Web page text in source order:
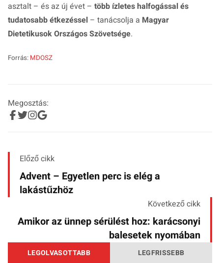
asztalt – és az új évet – több ízletes halfogással és
tudatosabb étkezéssel – tanácsolja a Magyar
Dietetikusok Országos Szövetsége.
Forrás: MDOSZ
Megosztás:
Előző cikk
Advent – Egyetlen perc is elég a
lakástűzhöz
Következő cikk
Amikor az ünnep sérülést hoz: karácsonyi
balesetek nyomában
LEGOLVASOTTABB LEGFRISSEBB